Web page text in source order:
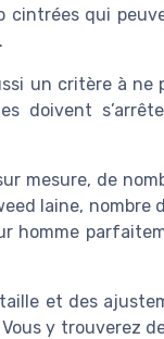
cintrées qui
un critère à ne
doivent
mesure, de
laine, nombre
homme
et des
Vous y trouverez